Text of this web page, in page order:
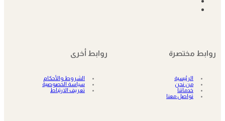
روابط مختصرة
الرئيسية
من نحن
خدماتنا
تواصل معنا
روابط أخرى
الشروط والأحكام
سياسة الخصوصية
تعريف الارتباط